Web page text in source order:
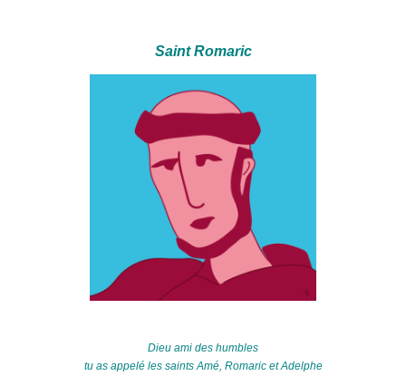
Saint Romaric
Dieu ami des humbles
tu as appelé les saints Amé, Romaric et Adelphe